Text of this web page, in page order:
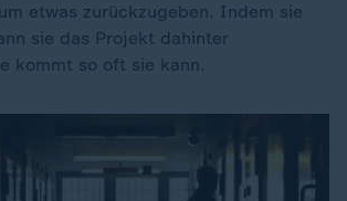
etwas zurückzugeben. Indem sie
sie das Projekt dahinter
kommt so oft sie kann.